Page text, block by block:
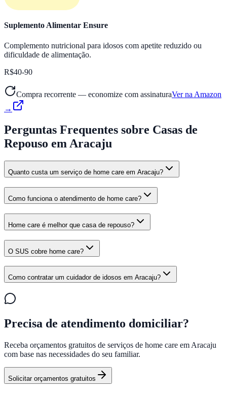
Suplemento Alimentar Ensure
Complemento nutricional para idosos com apetite reduzido ou
dificuldade de alimentação.
R$40-90
Compra recorrente — economize com assinaturaVer na Amazon
→
Perguntas Frequentes sobre Casas de
Repouso em Aracaju
Quanto custa um serviço de home care em Aracaju?
Como funciona o atendimento de home care?
Home care é melhor que casa de repouso?
O SUS cobre home care?
Como contratar um cuidador de idosos em Aracaju?
Precisa de atendimento domiciliar?
Receba orçamentos gratuitos de serviços de home care em Aracaju
com base nas necessidades do seu familiar.
Solicitar orçamentos gratuitos